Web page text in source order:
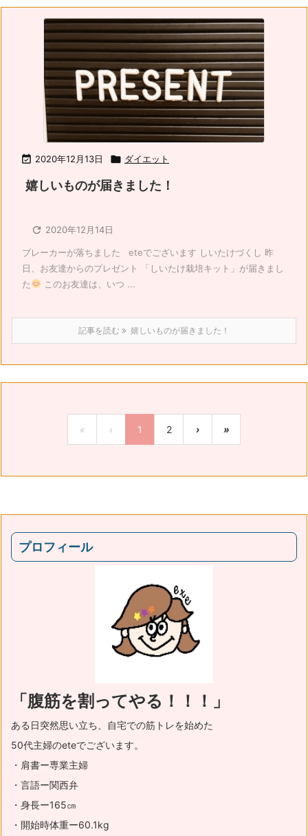
 2020年12月13日  ダイエット
嬉しいものが届きました！
 2020年12月14日
ブレーカーが落ちました eteでございます しいたけづくし 昨
日、お友達からのプレゼント 「しいたけ栽培キット」が届きまし
た
このお友達は、いつ ...
記事を読む 嬉しいものが届きました！
« ‹ 1 2 › »
プロフィール
「腹筋を割ってやる！！！」
ある日突然思い立ち、自宅での筋トレを始めた
50代主婦のeteでございます。
・肩書ー専業主婦
・言語ー関西弁
・身長ー165㎝
・開始時体重ー60.1kg